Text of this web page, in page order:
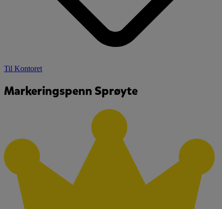
Til Kontoret
Markeringspenn Sprøyte